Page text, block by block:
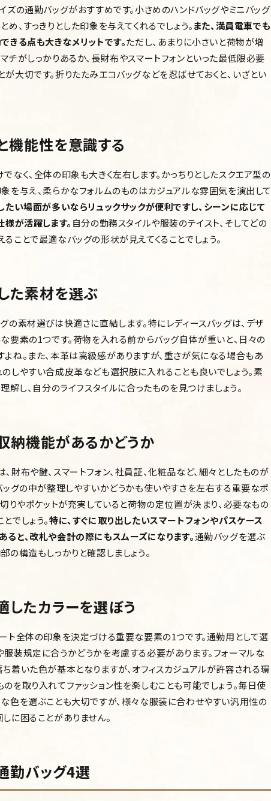
ズの通勤バッグがおすすめです。小さめのハンドバッグやミニバッグ
め、すっきりとした印象を与えてくれるでしょう。また、満員電車でも
きる点も大きなメリットです。ただし、あまりに小さいと荷物が増
チがしっかりあるか、長財布やスマートフォンといった最低限必要
大切です。折りたたみエコバッグなどを忍ばせておくと、いざとい
能性を意識する
なく、全体の印象も大きく左右します。かっちりとしたスクエア型の
を与え、柔らかなフォルムのものはカジュアルな雰囲気を演出して
い場面が多いならリュックサックが便利ですし、シーンに応じて
が活躍します。 自分の勤務スタイルや服装のテイスト、そしてどの
ことで最適なバッグの形状が見えてくることでしょう。
た素材を選ぶ
の素材選びは快適さに直結します。特にレディースバッグは、デザ
要素の1つです。荷物を入れる前からバッグ自体が重いと、日々の
ね。また、本革は高級感がありますが、重さが気になる場合もあ
しやすい合成皮革なども選択肢に入れることも良いでしょう。素
解し、自分のライフスタイルに合ったものを見つけましょう。
納機能があるかどうか
財布や鍵、スマートフォン、社員証、化粧品など、細々としたものが
ッグの中が整理しやすいかどうかも使いやすさを左右する重要なポ
切りやポケットが充実していると荷物の定位置が決まり、必要なもの
でしょう。特に、すぐに取り出したいスマートフォンやパスケース
と、改札や会計の際にもスムーズになります。通勤バッグを選ぶ
の構造もしっかりと確認しましょう。
たカラーを選ぼう
ト全体の印象を決定づける重要な要素の1つです。通勤用として選
装規定に合うかどうかを考慮する必要があります。フォーマルな
着いた色が基本となりますが、オフィスカジュアルが許容される環
を取り入れてファッション性を楽しむことも可能でしょう。毎日使
色を選ぶことも大切ですが、様々な服装に合わせやすい汎用性の
に困ることがありません。
勤バッグ4選